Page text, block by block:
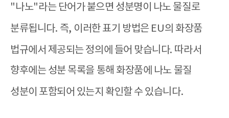
"나노"라는 단어가 붙으면 성분명이 나노 물질로
분류됩니다. 즉, 이러한 표기 방법은 EU의 화장품
법규에서 제공되는 정의에 들어 맞습니다. 따라서
향후에는 성분 목록을 통해 화장품에 나노 물질
성분이 포함되어 있는지 확인할 수 있습니다.